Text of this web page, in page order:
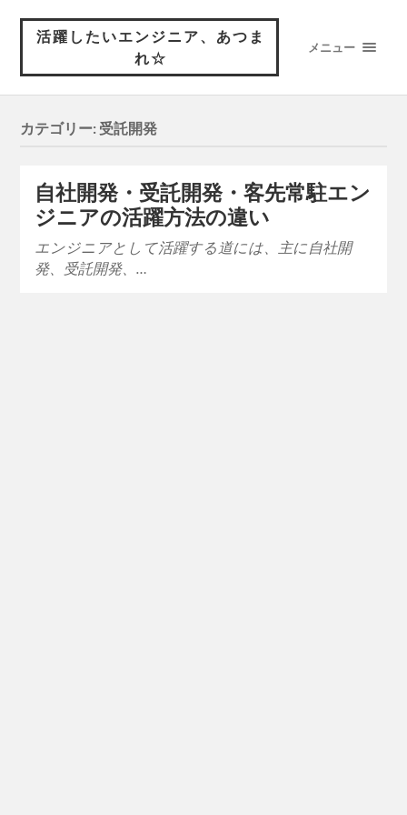
活躍したいエンジニア、あつま
れ☆
メニュー
カテゴリー: 受託開発
自社開発・受託開発・客先常駐エン
ジニアの活躍方法の違い
エンジニアとして活躍する道には、主に自社開
発、受託開発、…